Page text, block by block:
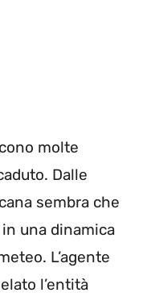
molte
Dalle
sembra che
una dinamica
L’agente
l’entità